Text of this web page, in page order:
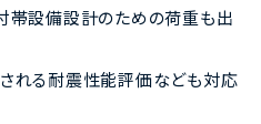
帯設備設計のための荷重も出
れる耐震性能評価なども対応